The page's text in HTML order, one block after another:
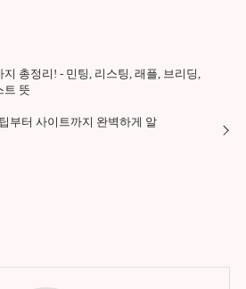
지 총정리! - 민팅, 리스팅, 래플, 브리딩,
트 뜻
부터 사이트까지 완벽하게 알